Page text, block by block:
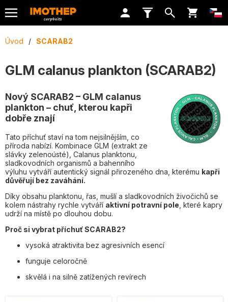
Úvod / SCARAB2
GLM calanus plankton (SCARAB2)
Nový SCARAB2 – GLM calanus
plankton – chuť, kterou kapři
dobře znají
Tato příchuť staví na tom nejsilnějším, co
příroda nabízí. Kombinace GLM (extrakt ze
slávky zelenoústé), Calanus planktonu,
sladkovodních organismů a bahenního
výluhu vytváří autentický signál přirozeného dna, kterému kapři
důvěřují bez zaváhání.
Díky obsahu planktonu, řas, mušlí a sladkovodních živočichů se
kolem nástrahy rychle vytváří aktivní potravní pole , které kapry
udrží na místě po dlouhou dobu.
Proč si vybrat příchuť SCARAB2?
vysoká atraktivita bez agresivních esencí
funguje celoročně
skvělá i na silně zatížených revírech